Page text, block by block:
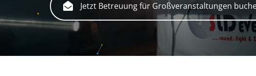
Jetzt Betreuung für Großveranstaltungen